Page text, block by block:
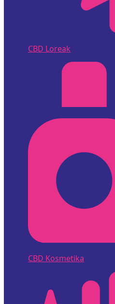
CBD Loreak
CBD Kosmetika